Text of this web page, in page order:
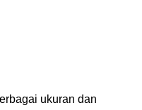
ukuran dan